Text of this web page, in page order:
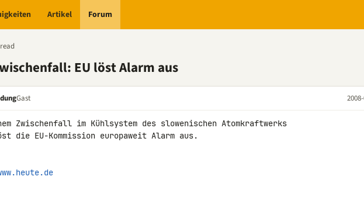
Artikel Forum
EU löst Alarm aus
Gast
Zwischenfall im Kühlsystem des slowenischen Atomkraftwerks
die EU-Kommission europaweit Alarm aus.